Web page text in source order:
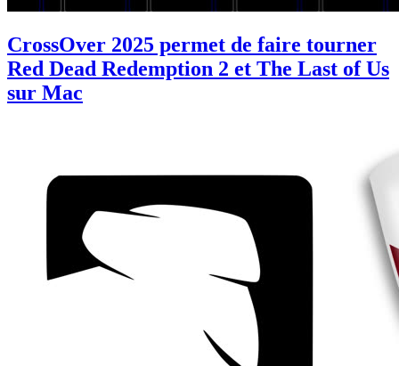
CrossOver 2025 permet de faire tourner
Red Dead Redemption 2 et The Last of Us
sur Mac